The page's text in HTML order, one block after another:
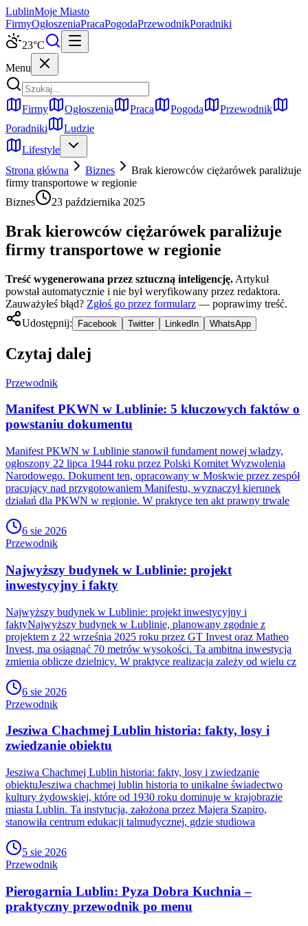
LublinMoje Miasto
FirmyOgłoszeniaPracaPogodaPrzewodnikPoradniki
23°C
Menu
Firmy Ogłoszenia Praca Pogoda
Przewodnik
Poradniki
Ludzie
Lifestyle
Strona główna
Biznes
Brak kierowców ciężarówek paraliżuje
firmy transportowe w regionie
Biznes
23 października 2025
Brak kierowców ciężarówek paraliżuje
firmy transportowe w regionie
Treść wygenerowana przez sztuczną inteligencję. Artykuł
powstał automatycznie i nie był weryfikowany przez redaktora.
Zauważyłeś błąd? Zgłoś go przez formularz — poprawimy treść.
Udostępnij:
Facebook Twitter LinkedIn WhatsApp
Czytaj dalej
Przewodnik
Manifest PKWN w Lublinie: 5 kluczowych faktów o
powstaniu dokumentu
Manifest PKWN w Lublinie stanowił fundament nowej władzy,
ogłoszony 22 lipca 1944 roku przez Polski Komitet Wyzwolenia
Narodowego. Dokument ten, opracowany w Moskwie przez zespół
pracujący nad przygotowaniem Manifestu, wyznaczył kierunek
działań dla PKWN w regionie. W praktyce ten akt prawny trwale
6 sie 2026
Przewodnik
Najwyższy budynek w Lublinie: projekt
inwestycyjny i fakty
Najwyższy budynek w Lublinie: projekt inwestycyjny i
faktyNajwyższy budynek w Lublinie, planowany zgodnie z
projektem z 22 września 2025 roku przez GT Invest oraz Matheo
Invest, ma osiągnąć 70 metrów wysokości. Ta ambitna inwestycja
zmienia oblicze dzielnicy. W praktyce realizacja zależy od wielu cz
6 sie 2026
Przewodnik
Jesziwa Chachmej Lublin historia: fakty, losy i
zwiedzanie obiektu
Jesziwa Chachmej Lublin historia: fakty, losy i zwiedzanie
obiektuJesziwa chachmej lublin historia to unikalne świadectwo
kultury żydowskiej, które od 1930 roku dominuje w krajobrazie
miasta Lublin. Ta instytucja, założona przez Majera Szapiro,
stanowiła centrum edukacji talmudycznej, gdzie studiowa
5 sie 2026
Przewodnik
Pierogarnia Lublin: Pyza Dobra Kuchnia –
praktyczny przewodnik po menu